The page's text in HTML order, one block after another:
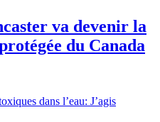
va devenir la
du Canada
dans l’eau: J’agis